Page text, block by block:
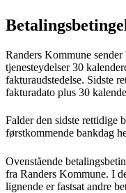
Randers Kommune
tjenesteydelser 30
fakturaudstedelse. Sidste
fakturadato plus 30
Falder den sidste rettidige
førstkommende bankdag
Ovenstående
fra Randers Kommune. I
lignende er fastsat andre